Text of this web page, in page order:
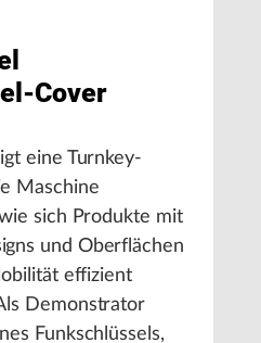
Cover
eine Turnkey-
Maschine
sich Produkte mit
und Oberflächen
effizient
Demonstrator
Funkschlüssels,